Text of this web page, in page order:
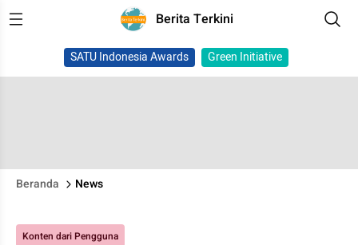
Berita Terkini
SATU Indonesia Awards Green Initiative
Beranda News
Konten dari Pengguna